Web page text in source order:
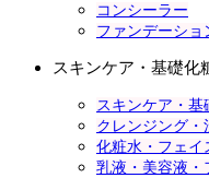
コンシーラー
ファンデーショ
スキンケア・基礎化
スキンケア・基
クレンジング・
化粧水・フェイ
乳液・美容液・